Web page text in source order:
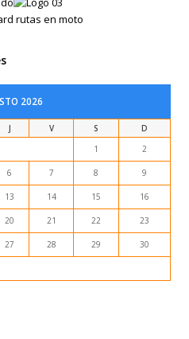
2026
J V S
D
1
2
6 7 8 9
13 14 15 16
20 21 22 23
27 28 29 30